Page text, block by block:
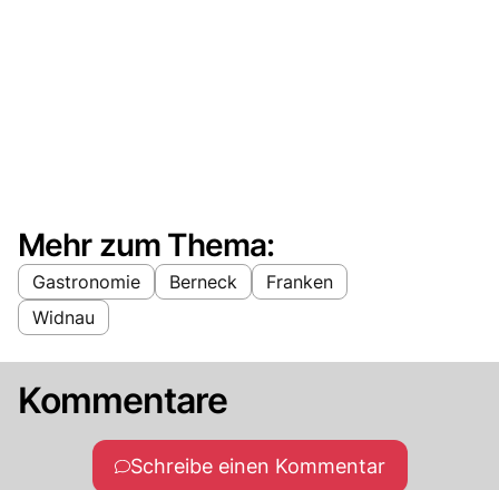
Mehr zum Thema:
Gastronomie Berneck
Franken
Widnau
Kommentare
Schreibe einen Kommentar